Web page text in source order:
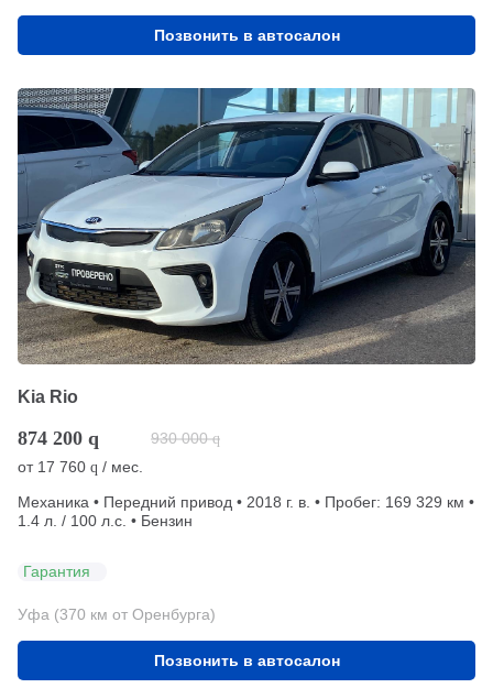
Позвонить в автосалон
Kia Rio
874 200 q 930 000 q
от 17 760 q / мес.
Механика • Передний привод • 2018 г. в. • Пробег: 169 329 км •
1.4 л. / 100 л.с. • Бензин
Гарантия
Уфа (370 км от Оренбурга)
Позвонить в автосалон